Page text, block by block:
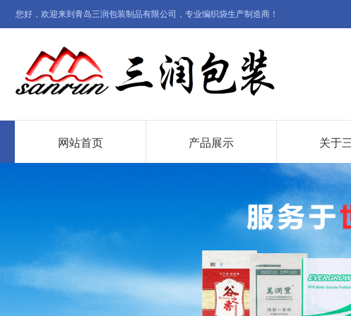
您好，欢迎来到青岛三润包装制品有限公司，专业编织袋生产制造商！
网站首页 产品展示 关于